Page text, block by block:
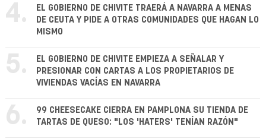
4.
EL GOBIERNO DE CHIVITE TRAERÁ A NAVARRA A MENAS
DE CEUTA Y PIDE A OTRAS COMUNIDADES QUE HAGAN LO
MISMO
5.
EL GOBIERNO DE CHIVITE EMPIEZA A SEÑALAR Y
PRESIONAR CON CARTAS A LOS PROPIETARIOS DE
VIVIENDAS VACÍAS EN NAVARRA
6.
99 CHEESECAKE CIERRA EN PAMPLONA SU TIENDA DE
TARTAS DE QUESO: "LOS 'HATERS' TENÍAN RAZÓN"